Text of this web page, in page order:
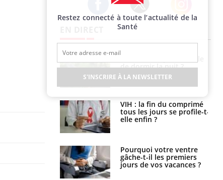
Facebook Twitter Instagram
de dormir la nuit ?
VIH : la fin du comprimé
tous les jours se profile-t-
elle enfin ?
Pourquoi votre ventre
gâche-t-il les premiers
jours de vos vacances ?
Restez connecté à toute l’actualité de la
Santé
S'INSCRIRE À LA NEWSLETTER